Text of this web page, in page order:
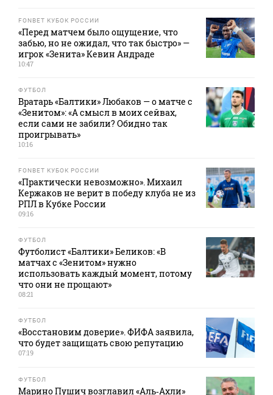
FONBET КУБОК РОССИИ
«Перед матчем было ощущение, что
забью, но не ожидал, что так быстро» —
игрок «Зенита» Кевин Андраде
10:47
ФУТБОЛ
Вратарь «Балтики» Любаков — о матче с
«Зенитом»: «А смысл в моих сейвах,
если сами не забили? Обидно так
проигрывать»
10:16
FONBET КУБОК РОССИИ
«Практически невозможно». Михаил
Кержаков не верит в победу клуба не из
РПЛ в Кубке России
09:16
ФУТБОЛ
Футболист «Балтики» Беликов: «В
матчах с «Зенитом» нужно
использовать каждый момент, потому
что они не прощают»
08:21
ФУТБОЛ
«Восстановим доверие». ФИФА заявила,
что будет защищать свою репутацию
07:19
ФУТБОЛ
Марино Пушич возглавил «Аль‑Ахли»